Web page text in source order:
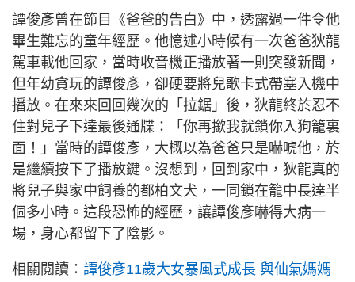
譚俊彥曾在節目《爸爸的告白》中，透露過一件令他
畢生難忘的童年經歷。他憶述小時候有一次爸爸狄龍
駕車載他回家，當時收音機正播放著一則突發新聞，
但年幼貪玩的譚俊彥，卻硬要將兒歌卡式帶塞入機中
播放。在來來回回幾次的「拉鋸」後，狄龍終於忍不
住對兒子下達最後通牒：「你再撳我就鎖你入狗籠裏
面！」當時的譚俊彥，大概以為爸爸只是嚇唬他，於
是繼續按下了播放鍵。沒想到，回到家中，狄龍真的
將兒子與家中飼養的都柏文犬，一同鎖在籠中長達半
個多小時。這段恐怖的經歷，讓譚俊彥嚇得大病一
場，身心都留下了陰影。
相關閱讀： 譚俊彥11歲大女暴風式成長 與仙氣媽媽